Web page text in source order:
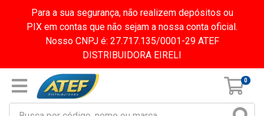
Para a sua segurança, não realizem depósitos ou
PIX em contas que não sejam a nossa conta oficial.
Nosso CNPJ é: 27.717.135/0001-29 ATEF
DISTRIBUIDORA EIRELI
0